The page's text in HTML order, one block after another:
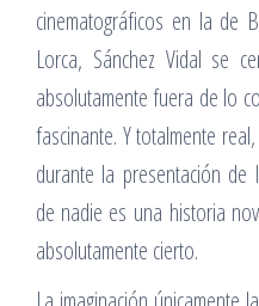
cinematográficos en la de
Lorca, Sánchez Vidal se
absolutamente fuera de lo
fascinante. Y totalmente
durante la presentación de
de nadie es una historia
absolutamente cierto.